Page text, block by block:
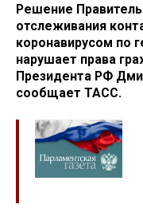
Решение
отслеживания
коронавирусом по
нарушает права
Президента РФ
сообщает ТАСС.